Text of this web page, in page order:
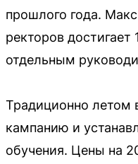
прошлого года.
ректоров
отдельным
Традиционно летом
кампанию и
обучения. Цены на